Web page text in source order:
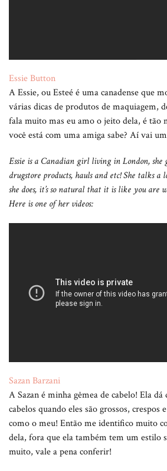
Essie Button
A Essie, ou Esteé é uma canadense que
várias dicas de produtos de maquiagem,
fala muito mas eu amo o jeito dela, é tão
você está com uma amiga sabe? Aí vai
Essie is a Canadian girl living in London, she
drugstore products, hauls and etc! She talks
she does, it’s so natural that it is like you
Here is one of her videos:
Sazan Barzani
A Sazan é minha gêmea de cabelo! Ela
cabelos quando eles são grossos, crespos
como o meu! Então me identifico muito
dela, fora que ela também tem um estilo
muito, vale a pena conferir!